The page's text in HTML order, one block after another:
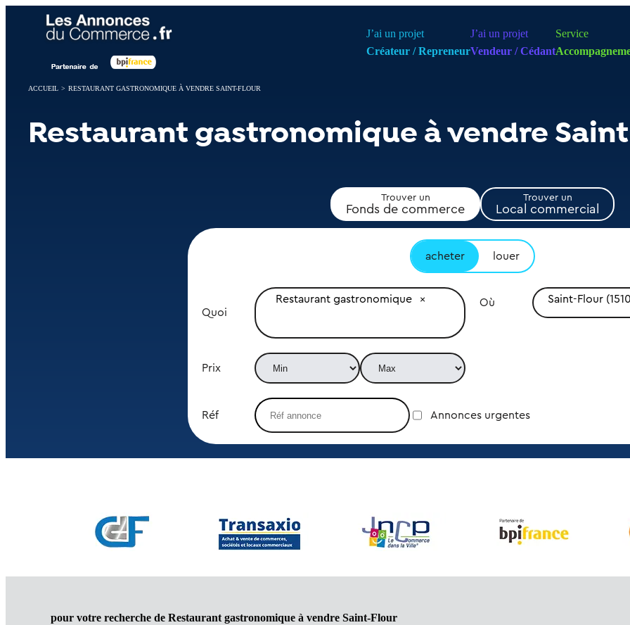
J’ai un projet
Créateur / Repreneur
J’ai un projet
Vendeur / Cédant
Service
ACCUEIL > RESTAURANT GASTRONOMIQUE À VENDRE SAINT-FLOUR
Restaurant gastronomique à vendre
Trouver un
Fonds de commerce
Trouver un
Local commercial
acheter louer
Quoi
Restaurant gastronomique Où Saint-Flour
Prix
Réf Annonces urgentes
pour votre recherche de Restaurant gastronomique à vendre Saint-Flour
Panneau de gestion des cookies